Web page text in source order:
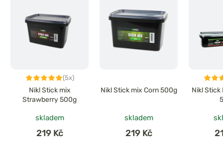
(5x)
Nikl Stick mix
Strawberry 500g
skladem
219 Kč
Nikl Stick mix Corn 500g
skladem
219 Kč
Nikl Stick